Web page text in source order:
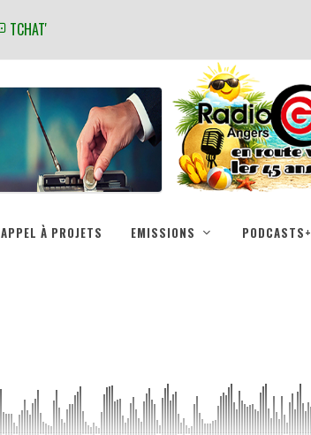
TCHAT'
APPEL À PROJETS EMISSIONS PODCASTS+